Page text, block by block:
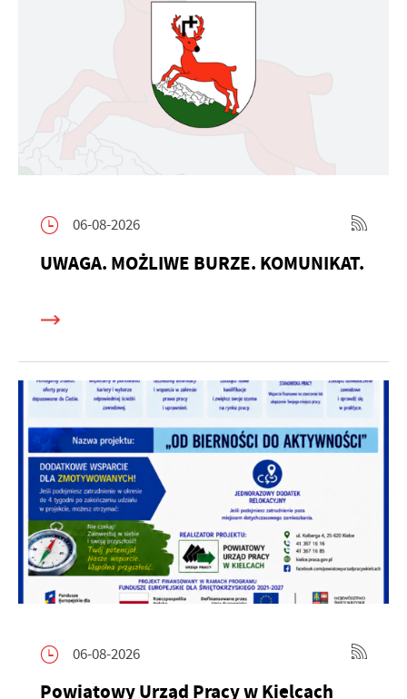
06-08-2026
UWAGA. MOŻLIWE BURZE. KOMUNIKAT.
06-08-2026
Powiatowy Urząd Pracy w Kielcach